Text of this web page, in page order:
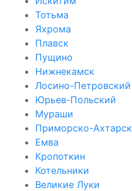
Тотьма
Яхрома
Плавск
Пущино
Нижнекамск
Лосино-Петровский
Юрьев-Польский
Мураши
Приморско-Ахтарск
Емва
Кропоткин
Котельники
Великие Луки